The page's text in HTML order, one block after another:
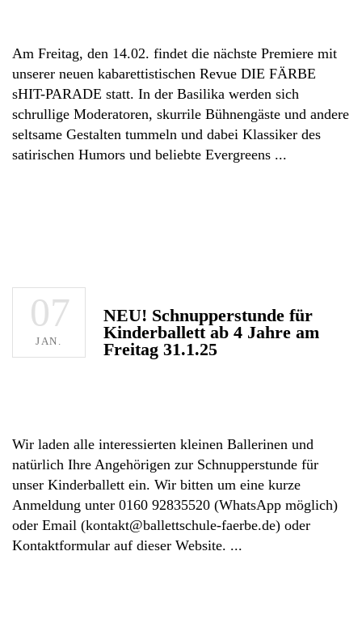
Am Freitag, den 14.02. findet die nächste Premiere mit
unserer neuen kabarettistischen Revue DIE FÄRBE
sHIT-PARADE statt. In der Basilika werden sich
schrullige Moderatoren, skurrile Bühnengäste und andere
seltsame Gestalten tummeln und dabei Klassiker des
satirischen Humors und beliebte Evergreens
07
JAN.
NEU! Schnupperstunde für
Kinderballett ab 4 Jahre am
Freitag 31.1.25
Wir laden alle interessierten kleinen Ballerinen und
natürlich Ihre Angehörigen zur Schnupperstunde für
unser Kinderballett ein. Wir bitten um eine kurze
Anmeldung unter 0160 92835520 (WhatsApp möglich)
oder Email (kontakt@ballettschule-faerbe.de) oder
Kontaktformular auf dieser Website.